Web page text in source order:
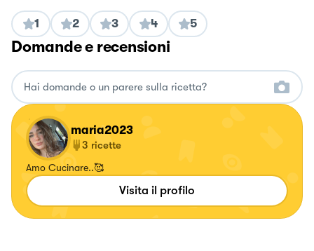
1 2 3 4 5
Domande e recensioni
maria2023
3 ricette
Amo Cucinare..🥰
Visita il profilo